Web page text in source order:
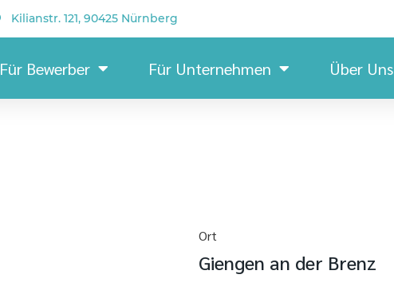
Kilianstr. 121, 90425 Nürnberg
Für Bewerber Für Unternehmen Über Uns
Ort
Giengen an der Brenz